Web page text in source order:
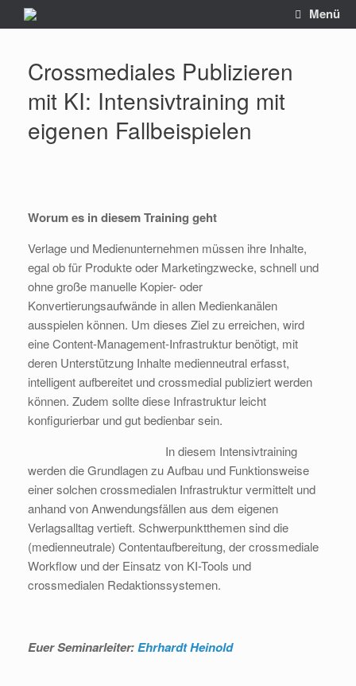
Inhalt
Menü
Crossmediales Publizieren
mit KI: Intensivtraining mit
eigenen Fallbeispielen
Worum es in diesem Training geht
Verlage und Medienunternehmen müssen ihre Inhalte,
egal ob für Produkte oder Marketingzwecke, schnell und
ohne große manuelle Kopier- oder
Konvertierungsaufwände in allen Medienkanälen
ausspielen können. Um dieses Ziel zu erreichen, wird
eine Content-Management-Infrastruktur benötigt, mit
deren Unterstützung Inhalte medienneutral erfasst,
intelligent aufbereitet und crossmedial publiziert werden
können. Zudem sollte diese Infrastruktur leicht
konfigurierbar und gut bedienbar sein.
In diesem Intensivtraining
werden die Grundlagen zu Aufbau und Funktionsweise
einer solchen crossmedialen Infrastruktur vermittelt und
anhand von Anwendungsfällen aus dem eigenen
Verlagsalltag vertieft. Schwerpunktthemen sind die
(medienneutrale) Contentaufbereitung, der crossmediale
Workflow und der Einsatz von KI-Tools und
crossmedialen Redaktionssystemen.
Euer Seminarleiter:Ehrhardt Heinold